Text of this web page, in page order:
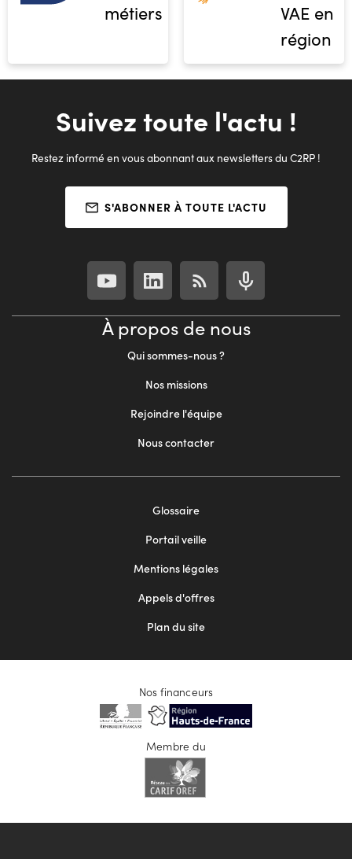
métiers
VAE en
région
Suivez toute l'actu !
Restez informé en vous abonnant aux newsletters du C2RP !
S'ABONNER À TOUTE L'ACTU
À propos de nous
Qui sommes-nous ?
Nos missions
Rejoindre l'équipe
Nous contacter
Glossaire
Portail veille
Mentions légales
Appels d'offres
Plan du site
Nos financeurs
Membre du